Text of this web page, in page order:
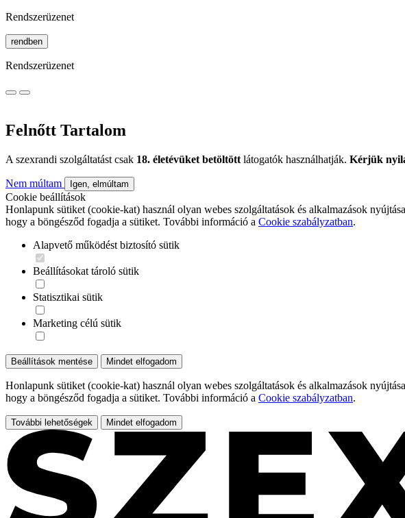
Rendszerüzenet
rendben
Rendszerüzenet
Felnőtt Tartalom
A szexrandi szolgáltatást csak 18. életévüket betöltött látogatók használhatják. Kérjük
Nem múltam Igen, elmúltam
Cookie beállítások
Honlapunk sütiket (cookie-kat) használ olyan webes szolgáltatások és alkalmazások
hogy a böngésződ fogadja a sütiket. További információ a Cookie szabályzatban.
Alapvető működést biztosító sütik
Beállításokat tároló sütik
Statisztikai sütik
Marketing célú sütik
Beállítások mentése Mindet elfogadom
Honlapunk sütiket (cookie-kat) használ olyan webes szolgáltatások és alkalmazások
hogy a böngésződ fogadja a sütiket. További információ a Cookie szabályzatban.
További lehetőségek Mindet elfogadom